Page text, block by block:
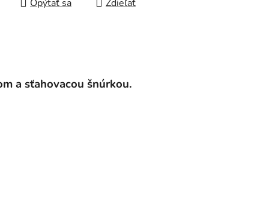
Opýtať sa Zdieľať
a sťahovacou šnúrkou.